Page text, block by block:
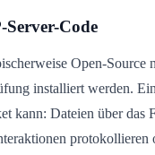
Code
Open-Source
installiert werden.
kann: Dateien über das
protokollieren